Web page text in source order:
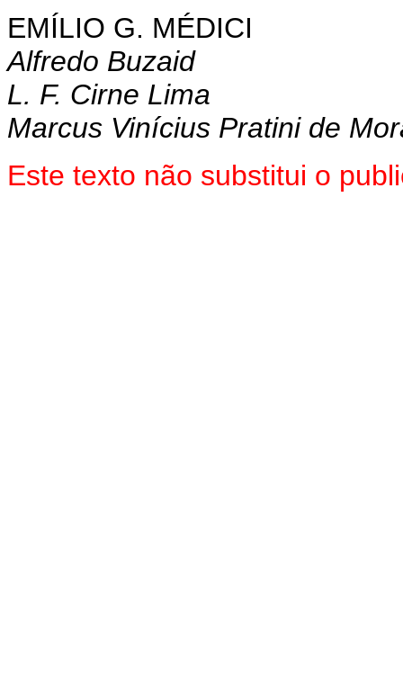
EMÍLIO G. MÉDICI
Alfredo Buzaid
L. F. Cirne Lima
Marcus Vinícius Pratini de
Este texto não substitui o